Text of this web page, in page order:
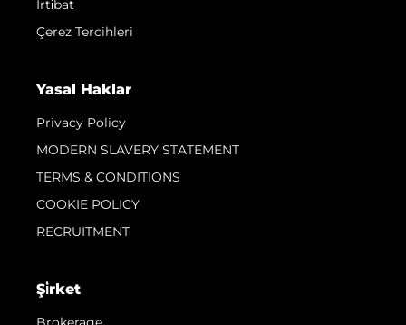
İrti̇bat
Çerez Tercihleri
Yasal Haklar
Privacy Policy
MODERN SLAVERY STATEMENT
TERMS & CONDITIONS
COOKIE POLICY
RECRUITMENT
Şi̇rket